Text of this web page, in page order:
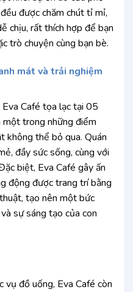
được chăm chút tỉ mỉ,
chịu, rất thích hợp để bạn
trò chuyện cùng bạn bè.
mát và trải nghiệm
Café tọa lạc tại 05
một trong những điểm
không thể bỏ qua. Quán
đầy sức sống, cùng với
biệt, Eva Café gây ấn
động được trang trí bằng
tạo nên một bức
sự sáng tạo của con
vụ đồ uống, Eva Café còn